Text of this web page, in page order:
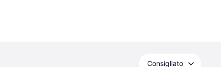
Consigliato